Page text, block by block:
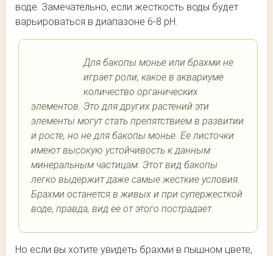
воде. Замечательно, если жесткость воды будет
варьироваться в диапазоне 6-8 pH.
Для бакопы монье или брахми не
играет роли, какое в аквариуме
количество органических
элементов. Это для других растений эти
элементы могут стать препятствием в развитии
и росте, но не для бакопы монье. Ее листочки
имеют высокую устойчивость к данным
минеральным частицам. Этот вид бакопы
легко выдержит даже самые жесткие условия.
Брахми останется в живых и при супержесткой
воде, правда, вид ее от этого пострадает.
Но если вы хотите увидеть брахми в пышном цвете,